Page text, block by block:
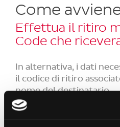
Come
Effettua il ritiro
Code che
In alternativa, i dati
il codice di ritiro
nome del destinatario.
Il pacco potrà essere